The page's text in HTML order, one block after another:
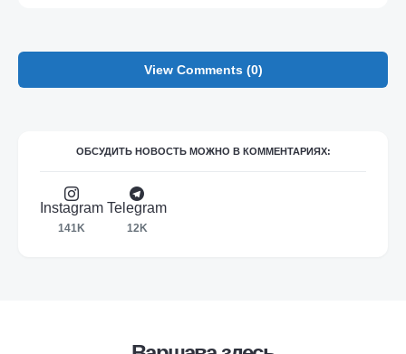
View Comments (0)
ОБСУДИТЬ НОВОСТЬ МОЖНО В КОММЕНТАРИЯХ:
Instagram
141K
Telegram
12K